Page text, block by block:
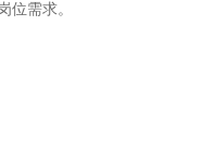
位需求。